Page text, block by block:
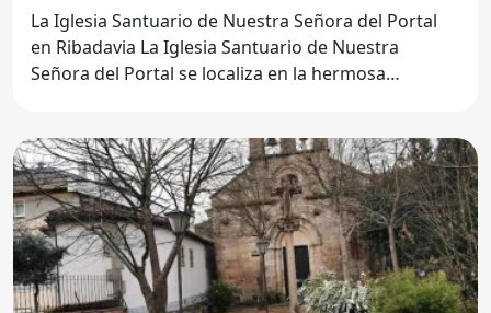
La Iglesia Santuario de Nuestra Señora del Portal
en Ribadavia La Iglesia Santuario de Nuestra
Señora del Portal se localiza en la hermosa